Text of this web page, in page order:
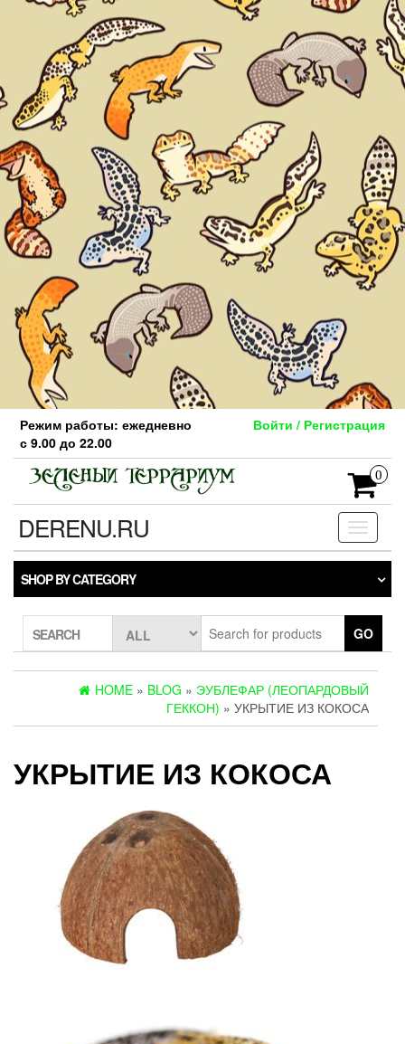
Skip
the
content
Режим работы: ежедневно
с 9.00 до 22.00
Войти / Регистрация
0
Toggle
DERENU.RU
SHOP BY CATEGORY
SEARCH GO
HOME » BLOG » ЭУБЛЕФАР (ЛЕОПАРДОВЫЙ
ГЕККОН) » УКРЫТИЕ ИЗ КОКОСА
УКРЫТИЕ ИЗ КОКОСА